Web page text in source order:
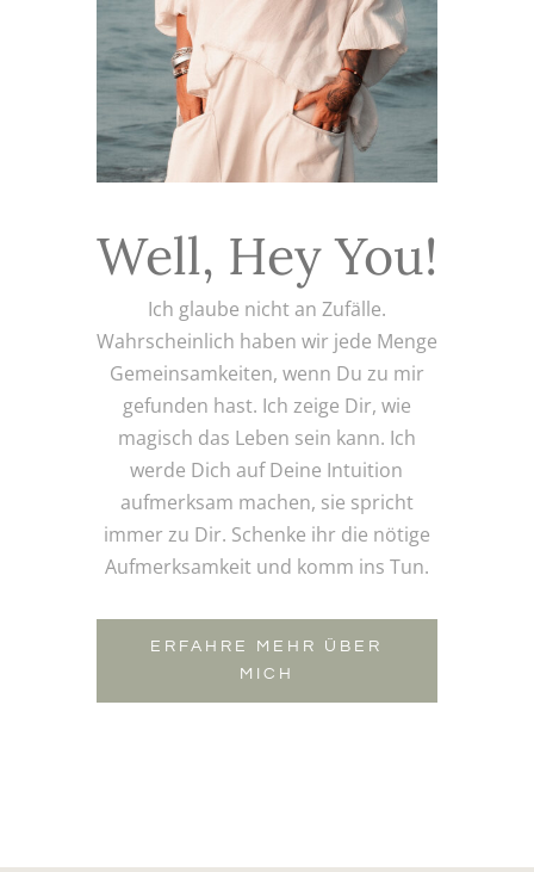
Well, Hey You!
Ich glaube nicht an Zufälle.
Wahrscheinlich haben wir jede Menge
Gemeinsamkeiten, wenn Du zu mir
gefunden hast. Ich zeige Dir, wie
magisch das Leben sein kann. Ich
werde Dich auf Deine Intuition
aufmerksam machen, sie spricht
immer zu Dir. Schenke ihr die nötige
Aufmerksamkeit und komm ins Tun.
ERFAHRE MEHR ÜBER
MICH